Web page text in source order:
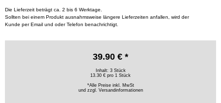
Die Lieferzeit beträgt ca. 2 bis 6 Werktage.
Sollten bei einem Produkt ausnahmsweise längere Lieferzeiten anfallen, wird der
Kunde per Email und oder Telefon benachrichtigt.
39.90 € *
Inhalt: 3 Stück
13.30 € pro 1 Stück
*Alle Preise inkl. MwSt
und zzgl. Versandinformationen